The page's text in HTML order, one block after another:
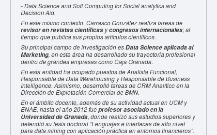
- Data Science and Soft Computing for Social analytics and
Decision Aid.
En este mismo contexto, Carrasco González realiza tareas de
revisor en revistas científicas ycongresos internacionales; al
tiempo que publica sus propios artículos científicos.
Su principal campo de investigación esData Science aplicada al
Marketing, en esta área ha desarrollado su trayectoria profesional
dentro de grandes empresas como Caja Granada.
En esta entidad ha ocupado puestos de Analista Funcional,
Responsable de Data Warehousing y Responsable de Business
Intelligence. Asimismo, desarrolló tareas de CRM Analítico en la
Dirección de Explotación Comercial de BMN.
En el ámbito docente, además de su actividad actual en UCM y
ENAE, hasta el año 2012 fueprofesor asociado en la
Universidad de Granada, donde realizó sus estudios superiores y
defendió su tesis doctoral “Lenguajes e interfaces de alto nivel
para data mining con aplicación práctica en entornos financieros”.